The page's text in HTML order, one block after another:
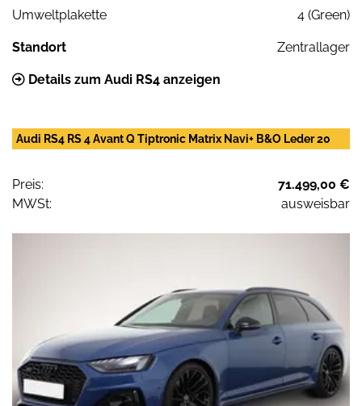
Umweltplakette
4 (Green)
Standort Zentrallager
Details zum Audi RS4 anzeigen
Audi RS4 RS 4 Avant Q Tiptronic Matrix Navi+ B&O Leder 20
Preis:
71.499,00 €
MWSt:
ausweisbar